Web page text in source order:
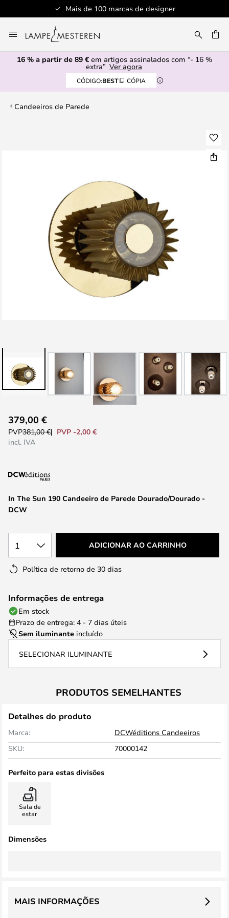
Mais de 100 marcas de designer
para
o
Conteúdo
16 % a partir de 89 € em artigos assinalados com “- 16 %
extra” Ver agora
CÓDIGO:BEST CÓPIA
Candeeiros de Parede
para
Galeria
imagens
In The Sun 190 Candeeiro de Parede Dourado/Dourado -
DCW
379,00 €
PVP381,00 €
PVP -2,00 €
incl. IVA
1 ADICIONAR AO CARRINHO
Política de retorno de 30 dias
Informações de entrega
Em stock
Prazo de entrega: 4 - 7 dias úteis
Sem iluminante incluído
SELECIONAR ILUMINANTE
PRODUTOS SEMELHANTES
Detalhes do produto
Marca:
DCWéditions Candeeiros
SKU:
70000142
Perfeito para estas divisões
Sala de
estar
Dimensões
MAIS INFORMAÇÕES